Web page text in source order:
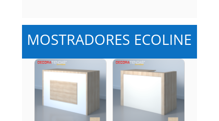
MOSTRADORES ECOLINE